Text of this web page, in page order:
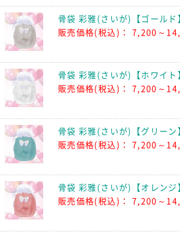
骨袋 彩雅(さいが)【ゴールド
販売価格(税込)： 7,200～
骨袋 彩雅(さいが)【ホワイト
販売価格(税込)： 7,200～
骨袋 彩雅(さいが)【グリーン
販売価格(税込)： 7,200～
骨袋 彩雅(さいが)【オレンジ
販売価格(税込)： 7,200～